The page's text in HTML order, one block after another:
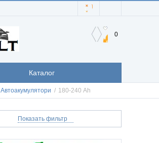
0
Каталог
Автоакумулятори / 180-240 Аh
Показать фильтр